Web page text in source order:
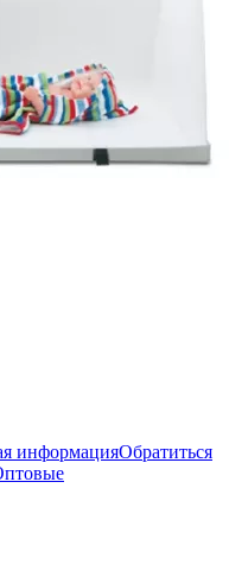
информацияОбратиться